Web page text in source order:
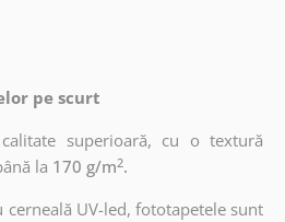
pe scurt
superioară, cu o textură
la 170 g/m2.
UV-led, fototapetele sunt